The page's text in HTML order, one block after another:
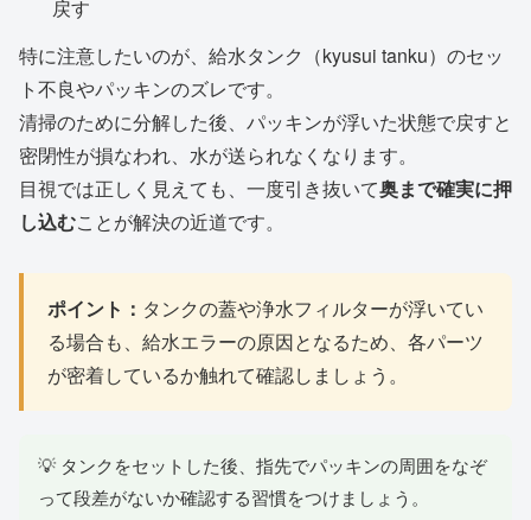
戻す
特に注意したいのが、給水タンク（kyusui tanku）のセッ
ト不良やパッキンのズレです。
清掃のために分解した後、パッキンが浮いた状態で戻すと
密閉性が損なわれ、水が送られなくなります。
目視では正しく見えても、一度引き抜いて奥まで確実に押
し込むことが解決の近道です。
ポイント： タンクの蓋や浄水フィルターが浮いてい
る場合も、給水エラーの原因となるため、各パーツ
が密着しているか触れて確認しましょう。
💡 タンクをセットした後、指先でパッキンの周囲をなぞ
って段差がないか確認する習慣をつけましょう。